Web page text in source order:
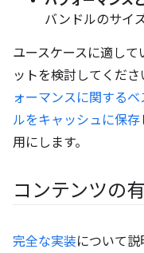
バンドルのサイ
ユースケースに適し
ットを検討してくださ
ォーマンスに関する
ルをキャッシュに保存
用にします。
コンテンツの
完全な実装について